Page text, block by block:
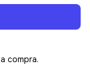
compra.